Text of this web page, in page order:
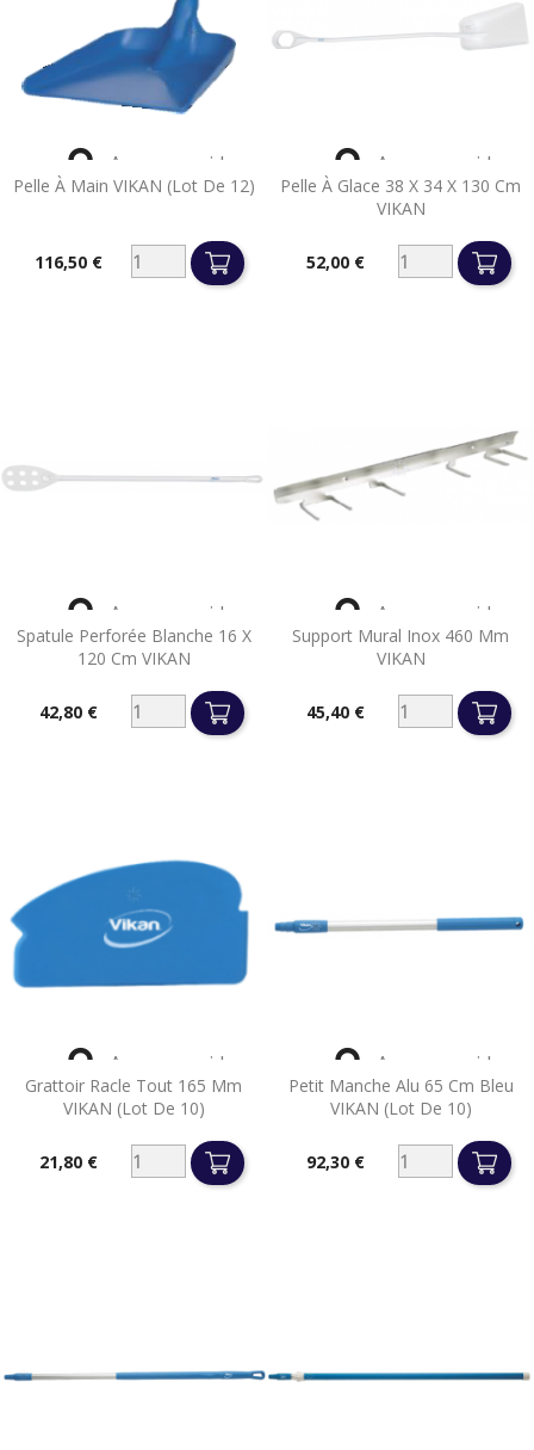
Pelle À Main VIKAN (lot De 12)
116,50 €
 Aperçu rapide
Pelle À Glace 38 X 34 X 130 Cm
VIKAN
52,00 €
 Aperçu rapide
Spatule Perforée Blanche 16 X
120 Cm VIKAN
42,80 €
 Aperçu rapide
Support Mural Inox 460 Mm
VIKAN
45,40 €
 Aperçu rapide
Grattoir Racle Tout 165 Mm
VIKAN (lot De 10)
21,80 €
 Aperçu rapide
Petit Manche Alu 65 Cm Bleu
VIKAN (lot De 10)
92,30 €
 Aperçu rapide